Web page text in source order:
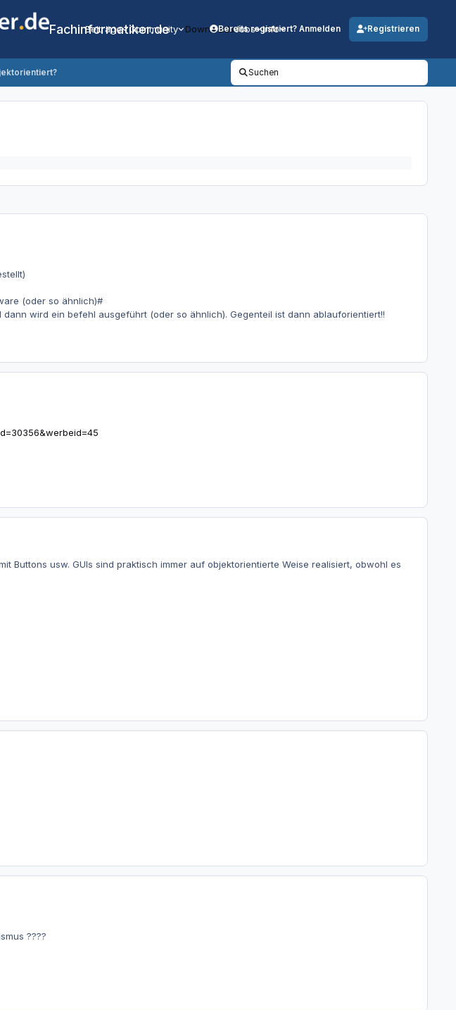
Fachinformatiker.de
Beiträge Community DownloadsJobs Info
Bereits registriert? Anmelden Registrieren
Suchen
(oder so ähnlich)#
wird ein befehl ausgeführt (oder so ähnlich). Gegenteil ist dann ablauforientiert!!
Buttons usw. GUIs sind praktisch immer auf objektorientierte Weise realisiert, obwohl es
????